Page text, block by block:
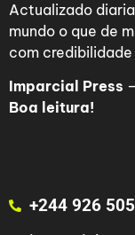
Actualizado
mundo o que de
com
Imparcial Press
Boa leitura!
+244 926